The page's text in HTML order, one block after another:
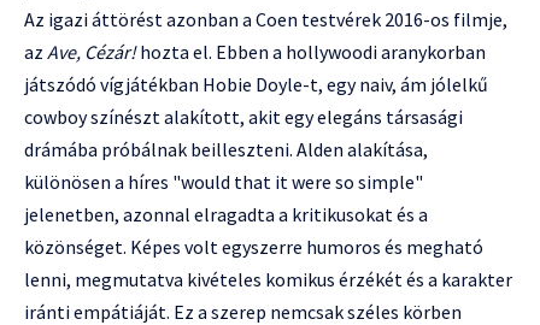
Az igazi áttörést azonban a Coen testvérek 2016-os filmje,
az Ave, Cézár!hozta el. Ebben a hollywoodi aranykorban
játszódó vígjátékban Hobie Doyle-t, egy naiv, ám jólelkű
cowboy színészt alakított, akit egy elegáns társasági
drámába próbálnak beilleszteni. Alden alakítása,
különösen a híres "would that it were so simple"
jelenetben, azonnal elragadta a kritikusokat és a
közönséget. Képes volt egyszerre humoros és megható
lenni, megmutatva kivételes komikus érzékét és a karakter
iránti empátiáját. Ez a szerep nemcsak széles körben